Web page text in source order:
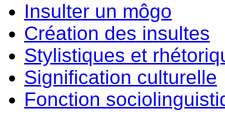
Insulter un môgo
Création des insultes
Stylistiques et
Signification culturelle
Fonction